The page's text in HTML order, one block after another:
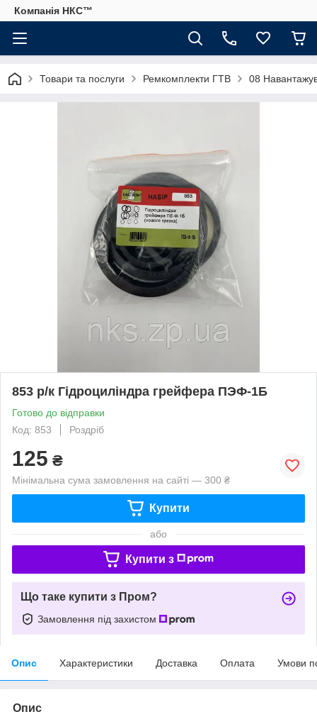
Компанія НКС™
Товари та послуги Ремкомплекти ГТВ 08
853 р/к Гідроциліндра грейфера ПЭФ-1Б
Готово до відправки
Код: 853
Роздріб
125 ₴
Мінімальна сума замовлення на сайті — 300 ₴
Купити
або
Купити з
Що таке купити з Пром?
Замовлення під захистом
Опис Характеристики Доставка Оплата Умови
Опис